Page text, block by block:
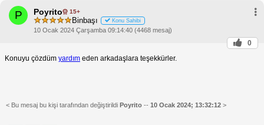
P Poyrito 15+
Binbaşı Konu Sahibi
10 Ocak 2024 Çarşamba 09:14:40 (4468 mesaj)
0
Konuyu çözdüm yardım eden arkadaşlara teşekkürler.
< Bu mesaj bu kişi tarafından değiştirildi Poyrito -- 10 Ocak 2024; 13:32:12 >